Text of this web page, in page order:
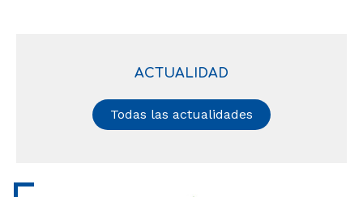
ACTUALIDAD
Todas las actualidades